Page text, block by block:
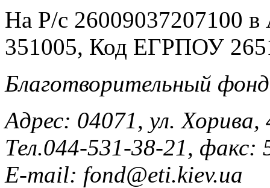
На Р/c 26009037207100
351005, Код ЕГРПОУ
Благотворительный
Адрес: 04071, ул.
Тел.044-531-38-21, факс:
E-mail: fond@eti.kiev.ua